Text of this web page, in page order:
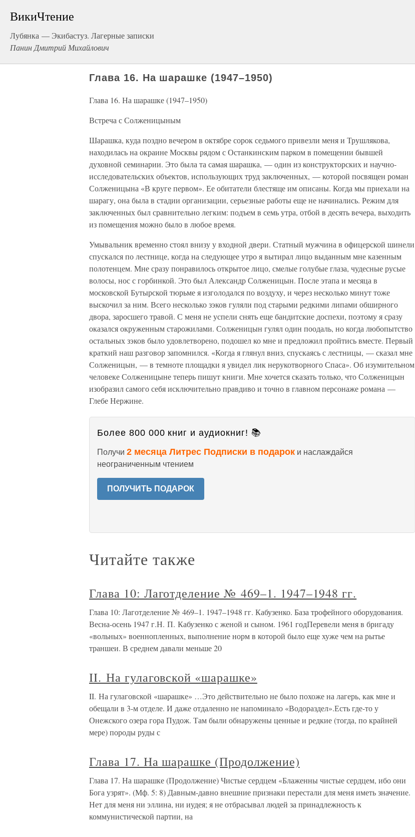
ВикиЧтение
Лубянка — Экибастуз. Лагерные записки
Панин Дмитрий Михайлович
Глава 16. На шарашке (1947–1950)
Глава 16. На шарашке (1947–1950)
Встреча с Солженицыным
Шарашка, куда поздно вечером в октябре сорок седьмого привезли меня и Трушлякова,
находилась на окраине Москвы рядом с Останкинским парком в помещении бывшей
духовной семинарии. Это была та самая шарашка, — один из конструкторских и научно-
исследовательских объектов, использующих труд заключенных, — которой посвящен роман
Солженицына «В круге первом». Ее обитатели блестяще им описаны. Когда мы приехали на
шарагу, она была в стадии организации, серьезные работы еще не начинались. Режим для
заключенных был сравнительно легким: подъем в семь утра, отбой в десять вечера, выходить
из помещения можно было в любое время.
Умывальник временно стоял внизу у входной двери. Статный мужчина в офицерской шинели
спускался по лестнице, когда на следующее утро я вытирал лицо выданным мне казенным
полотенцем. Мне сразу понравилось открытое лицо, смелые голубые глаза, чудесные русые
волосы, нос с горбинкой. Это был Александр Солженицын. После этапа и месяца в
московской Бутырской тюрьме я изголодался по воздуху, и через несколько минут тоже
выскочил за ним. Всего несколько зэков гуляли под старыми редкими липами обширного
двора, заросшего травой. С меня не успели снять еще бандитские доспехи, поэтому я сразу
оказался окруженным старожилами. Солженицын гулял один поодаль, но когда любопытство
остальных зэков было удовлетворено, подошел ко мне и предложил пройтись вместе. Первый
краткий наш разговор запомнился. «Когда я глянул вниз, спускаясь с лестницы, — сказал мне
Солженицын, — в темноте площадки я увидел лик нерукотворного Спаса». Об изумительном
человеке Солженицыне теперь пишут книги. Мне хочется сказать только, что Солженицын
изобразил самого себя исключительно правдиво и точно в главном персонаже романа —
Глебе Нержине.
Более 800 000 книг и аудиокниг! 📚
Получи 2 месяца Литрес Подписки в подарок и наслаждайся
неограниченным чтением
ПОЛУЧИТЬ ПОДАРОК
Читайте также
Глава 10: Лаготделение № 469–1. 1947–1948 гг.
Глава 10: Лаготделение № 469–1. 1947–1948 гг. Кабузенко. База трофейного оборудования.
Весна-осень 1947 г.Н. П. Кабузенко с женой и сыном. 1961 годПеревели меня в бригаду
«вольных» военнопленных, выполнение норм в которой было еще хуже чем на рытье
траншеи. В среднем давали меньше 20
II. На гулаговской «шарашке»
II. На гулаговской «шарашке» …Это действительно не было похоже на лагерь, как мне и
обещали в 3-м отделе. И даже отдаленно не напоминало «Водораздел».Есть где-то у
Онежского озера гора Пудож. Там были обнаружены ценные и редкие (тогда, по крайней
мере) породы руды с
Глава 17. На шарашке (Продолжение)
Глава 17. На шарашке (Продолжение) Чистые сердцем «Блаженны чистые сердцем, ибо они
Бога узрят». (Мф. 5: 8) Давным-давно внешние признаки перестали для меня иметь значение.
Нет для меня ни эллина, ни иудея; я не отбрасывал людей за принадлежность к
коммунистической партии, на